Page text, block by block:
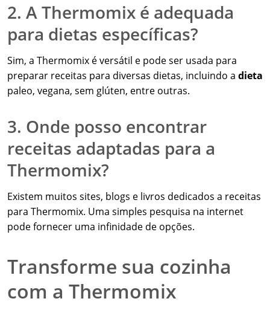
2. A Thermomix é adequada
para dietas específicas?
Sim, a Thermomix é versátil e pode ser usada para
preparar receitas para diversas dietas, incluindo a dieta
paleo, vegana, sem glúten, entre outras.
3. Onde posso encontrar
receitas adaptadas para a
Thermomix?
Existem muitos sites, blogs e livros dedicados a receitas
para Thermomix. Uma simples pesquisa na internet
pode fornecer uma infinidade de opções.
Transforme sua cozinha
com a Thermomix